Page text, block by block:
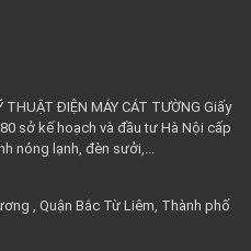
ĐIỆN MÁY CÁT TƯỜNG Giấy
sở kế hoạch và đầu tư Hà Nội cấp
nóng lạnh, đèn sưởi,...
, Quận Bắc Từ Liêm, Thành phố